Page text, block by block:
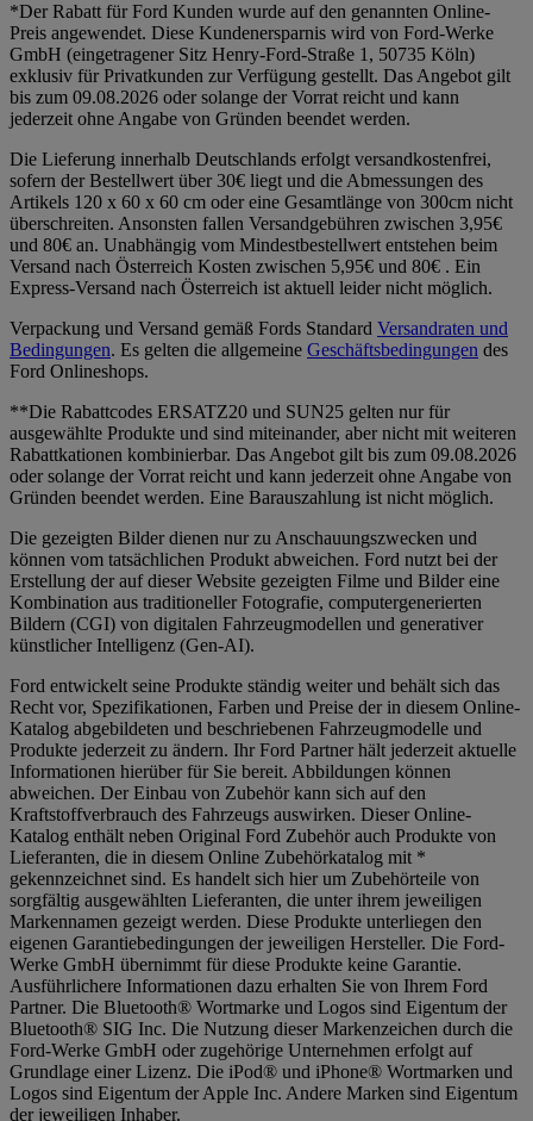
*Der Rabatt für Ford Kunden wurde auf den genannten Online-
Preis angewendet. Diese Kundenersparnis wird von Ford-Werke
GmbH (eingetragener Sitz Henry-Ford-Straße 1, 50735 Köln)
exklusiv für Privatkunden zur Verfügung gestellt. Das Angebot gilt
bis zum 09.08.2026 oder solange der Vorrat reicht und kann
jederzeit ohne Angabe von Gründen beendet werden.
Die Lieferung innerhalb Deutschlands erfolgt versandkostenfrei,
sofern der Bestellwert über 30€ liegt und die Abmessungen des
Artikels 120 x 60 x 60 cm oder eine Gesamtlänge von 300cm nicht
überschreiten. Ansonsten fallen Versandgebühren zwischen 3,95€
und 80€ an. Unabhängig vom Mindestbestellwert entstehen beim
Versand nach Österreich Kosten zwischen 5,95€ und 80€ . Ein
Express-Versand nach Österreich ist aktuell leider nicht möglich.
Verpackung und Versand gemäß Fords Standard Versandraten und
Bedingungen. Es gelten die allgemeine Geschäftsbedingungen des
Ford Onlineshops.
**Die Rabattcodes ERSATZ20 und SUN25 gelten nur für
ausgewählte Produkte und sind miteinander, aber nicht mit weiteren
Rabattkationen kombinierbar. Das Angebot gilt bis zum 09.08.2026
oder solange der Vorrat reicht und kann jederzeit ohne Angabe von
Gründen beendet werden. Eine Barauszahlung ist nicht möglich.
Die gezeigten Bilder dienen nur zu Anschauungszwecken und
können vom tatsächlichen Produkt abweichen. Ford nutzt bei der
Erstellung der auf dieser Website gezeigten Filme und Bilder eine
Kombination aus traditioneller Fotografie, computergenerierten
Bildern (CGI) von digitalen Fahrzeugmodellen und generativer
künstlicher Intelligenz (Gen-AI).
Ford entwickelt seine Produkte ständig weiter und behält sich das
Recht vor, Spezifikationen, Farben und Preise der in diesem Online-
Katalog abgebildeten und beschriebenen Fahrzeugmodelle und
Produkte jederzeit zu ändern. Ihr Ford Partner hält jederzeit aktuelle
Informationen hierüber für Sie bereit. Abbildungen können
abweichen. Der Einbau von Zubehör kann sich auf den
Kraftstoffverbrauch des Fahrzeugs auswirken. Dieser Online-
Katalog enthält neben Original Ford Zubehör auch Produkte von
Lieferanten, die in diesem Online Zubehörkatalog mit *
gekennzeichnet sind. Es handelt sich hier um Zubehörteile von
sorgfältig ausgewählten Lieferanten, die unter ihrem jeweiligen
Markennamen gezeigt werden. Diese Produkte unterliegen den
eigenen Garantiebedingungen der jeweiligen Hersteller. Die Ford-
Werke GmbH übernimmt für diese Produkte keine Garantie.
Ausführlichere Informationen dazu erhalten Sie von Ihrem Ford
Partner. Die Bluetooth® Wortmarke und Logos sind Eigentum der
Bluetooth® SIG Inc. Die Nutzung dieser Markenzeichen durch die
Ford-Werke GmbH oder zugehörige Unternehmen erfolgt auf
Grundlage einer Lizenz. Die iPod® und iPhone® Wortmarken und
Logos sind Eigentum der Apple Inc. Andere Marken sind Eigentum
der jeweiligen Inhaber.